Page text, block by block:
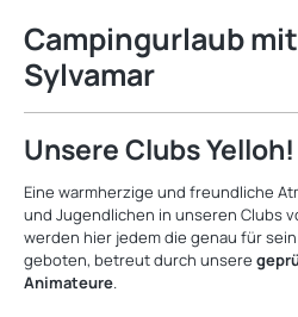
Campingurlaub
Sylvamar
Unsere Clubs
Eine warmherzige und freundliche
und Jugendlichen in unseren Clubs
werden hier jedem die genau für
geboten, betreut durch unsere
Animateure.